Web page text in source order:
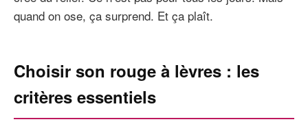
quand on ose, ça surprend. Et ça plaît.
Choisir son rouge à lèvres : les
critères essentiels